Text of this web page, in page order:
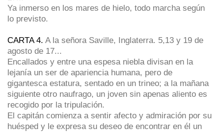
Ya inmerso en los mares de hielo, todo marcha según
lo previsto.
CARTA 4. A la señora Saville, Inglaterra. 5,13 y 19 de
agosto de 17...
Encallados y entre una espesa niebla divisan en la
lejanía un ser de apariencia humana, pero de
gigantesca estatura, sentado en un trineo; a la mañana
siguiente otro naufrago, un joven sin apenas aliento es
recogido por la tripulación.
El capitán comienza a sentir afecto y admiración por su
huésped y le expresa su deseo de encontrar en él un